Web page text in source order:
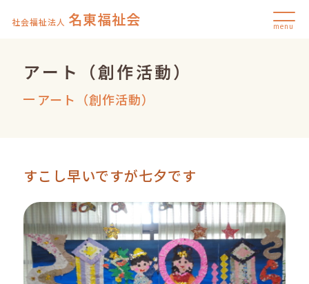
社会福祉法人 名東福祉会 menu
アート（創作活動）
アート（創作活動）
すこし早いですが七夕です